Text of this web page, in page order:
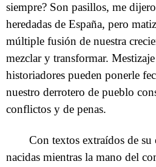
siempre? Son pasillos, me
heredadas de España, pero
múltiple fusión de nuestra
mezclar y transformar.
historiadores pueden ponerle
nuestro derrotero de pueblo
conflictos y de penas.
Con textos extraídos de
nacidas mientras la mano del